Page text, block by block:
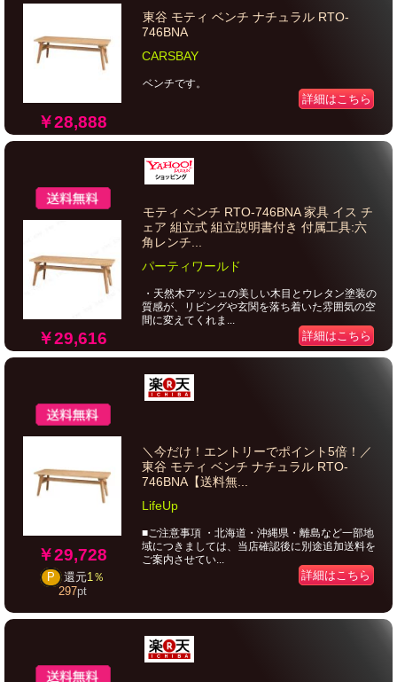
￥28,888
東谷 モティ ベンチ ナチュラル RTO-
746BNA
CARSBAY
ベンチです。
詳細はこちら
￥29,616
モティ ベンチ RTO-746BNA 家具 イス チ
ェア 組立式 組立説明書付き 付属工具:六
角レンチ...
パーティワールド
・天然木アッシュの美しい木目とウレタン塗装の
質感が、リビングや玄関を落ち着いた雰囲気の空
間に変えてくれま...
詳細はこちら
￥29,728
P 還元1％
297pt
＼今だけ！エントリーでポイント5倍！／
東谷 モティ ベンチ ナチュラル RTO-
746BNA【送料無...
LifeUp
■ご注意事項 ・北海道・沖縄県・離島など一部地
域につきましては、当店確認後に別途追加送料を
ご案内させてい...
詳細はこちら